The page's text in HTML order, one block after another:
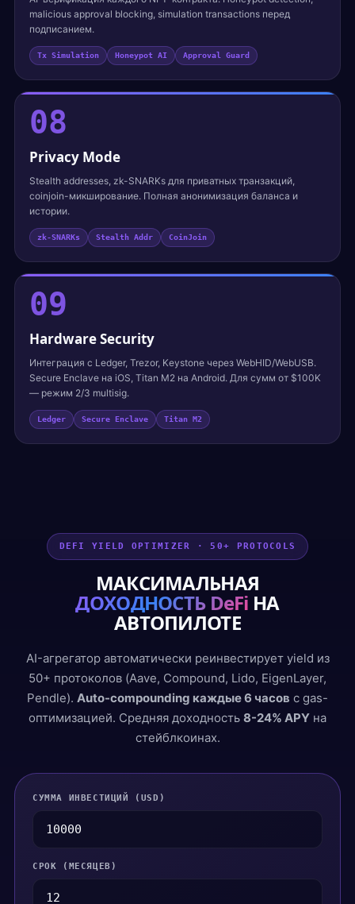
malicious approval blocking, simulation transactions перед
подписанием.
Tx Simulation Honeypot AI Approval Guard
08
Privacy Mode
Stealth addresses, zk-SNARKs для приватных транзакций,
coinjoin-микширование. Полная анонимизация баланса и
истории.
zk-SNARKs Stealth Addr CoinJoin
09
Hardware Security
Интеграция с Ledger, Trezor, Keystone через WebHID/WebUSB.
Secure Enclave на iOS, Titan M2 на Android. Для сумм от $100K
— режим 2/3 multisig.
Ledger Secure Enclave Titan M2
DEFI YIELD OPTIMIZER · 50+ PROTOCOLS
МАКСИМАЛЬНАЯ
ДОХОДНОСТЬ DeFi НА
АВТОПИЛОТЕ
AI-агрегатор автоматически реинвестирует yield из
50+ протоколов (Aave, Compound, Lido, EigenLayer,
Pendle). Auto-compounding каждые 6 часов с gas-
оптимизацией. Средняя доходность 8-24% APY на
стейблкоинах.
СУММА ИНВЕСТИЦИЙ (USD)
СРОК (МЕСЯЦЕВ)